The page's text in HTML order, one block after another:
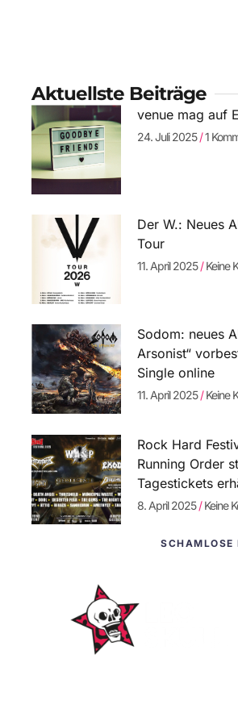
Aktuellste Beiträge
venue mag auf
24. Juli 2025 1
Der W.: Neues
Tour
11. April 2025 Keine
Sodom: neues
Arsonist“
Single online
11. April 2025 Keine
Rock Hard
Running Order
Tagestickets
8. April 2025 Keine
SCHAMLOSE